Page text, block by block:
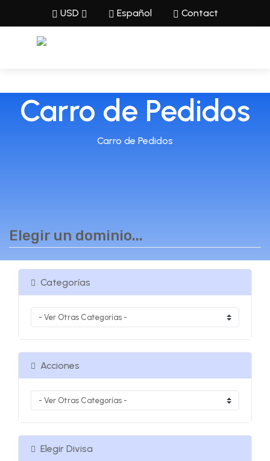
USD Español Contact
Carro de Pedidos
Carro de Pedidos
Elegir un dominio...
Categorías
Acciones
Elegir Divisa